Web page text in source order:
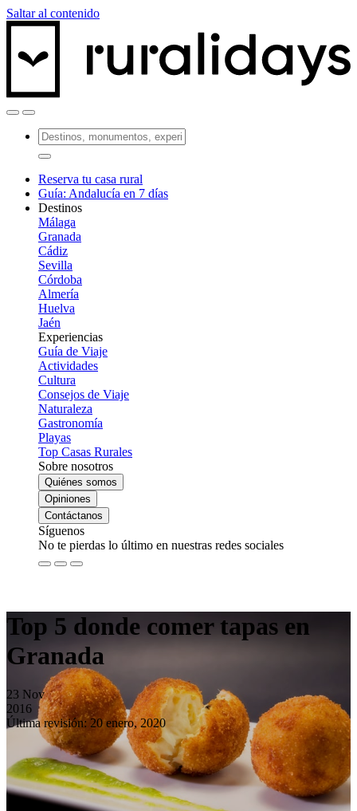
Saltar al contenido
Reserva tu casa rural
Guía: Andalucía en 7 días
Destinos
Málaga
Granada
Cádiz
Sevilla
Córdoba
Almería
Huelva
Jaén
Experiencias
Guía de Viaje
Actividades
Cultura
Consejos de Viaje
Naturaleza
Gastronomía
Playas
Top Casas Rurales
Sobre nosotros
Quiénes somos
Opiniones
Contáctanos
Síguenos
No te pierdas lo último en nuestras redes sociales
Top 5 donde comer tapas en
Granada
23 Nov
2016
Última revisión: 20 enero, 2020